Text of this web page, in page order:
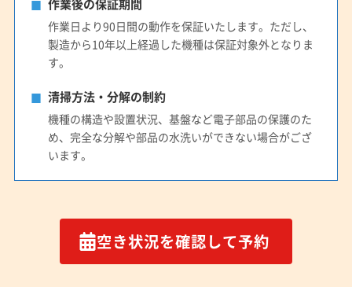
作業後の保証期間
作業日より90日間の動作を保証いたします。ただし、
製造から10年以上経過した機種は保証対象外となりま
す。
清掃方法・分解の制約
機種の構造や設置状況、基盤など電子部品の保護のた
め、完全な分解や部品の水洗いができない場合がござ
います。
空き状況を確認して予約